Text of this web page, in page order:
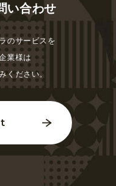
い合わせ
のサービスを
業様は
ください。